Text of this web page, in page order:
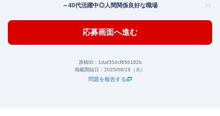
～40代活躍中◎人間関係良好な職場
応募画面へ進む
原稿ID： 1daf354cf656182b
掲載開始日： 2025/08/19（火）
問題を報告する